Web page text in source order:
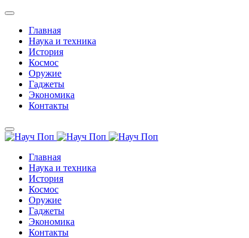
Главная
Наука и техника
История
Космос
Оружие
Гаджеты
Экономика
Контакты
Главная
Наука и техника
История
Космос
Оружие
Гаджеты
Экономика
Контакты